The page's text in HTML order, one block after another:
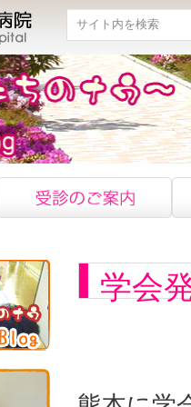
検索
学会